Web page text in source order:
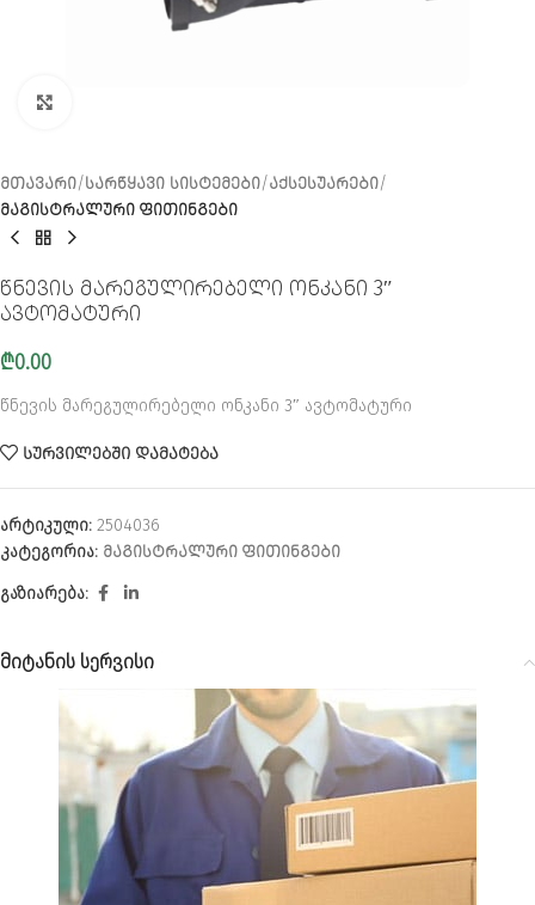
ᲛᲗᲐᲕᲐᲠᲘ ᲡᲐᲠᲬᲧᲐᲕᲘ ᲡᲘᲡᲢᲔᲛᲔᲑᲘ ᲐᲥᲡᲔᲡᲣᲐᲠᲔᲑᲘ
ᲛᲐᲒᲘᲡᲢᲠᲐᲚᲣᲠᲘ ᲤᲘᲗᲘᲜᲒᲔᲑᲘ
წნევის მარეგულირებელი ონკანი 3″
ავტომატური
₾0.00
წნევის მარეგულირებელი ონკანი 3″ ავტომატური
ᲡᲣᲠᲕᲘᲚᲔᲑᲨᲘ ᲓᲐᲛᲐᲢᲔᲑᲐ
არტიკული: 2504036
კატეგორია: ᲛᲐᲒᲘᲡᲢᲠᲐᲚᲣᲠᲘ ᲤᲘᲗᲘᲜᲒᲔᲑᲘ
გაზიარება:
მიტანის სერვისი